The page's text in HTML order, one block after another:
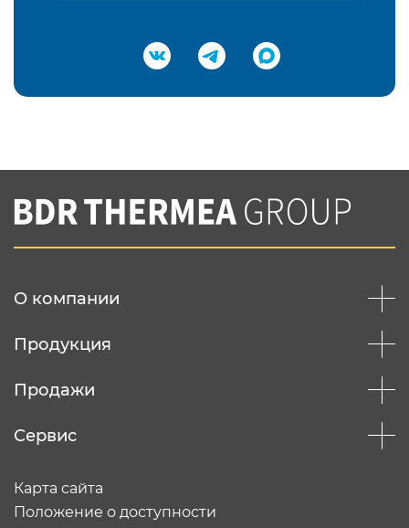
Подтвердить e-mail
Вы соглашаетесь с нашей политикой
конфеденциальности
О компании
Продукция
Продажи
Сервис
Карта сайта
Положение о доступности